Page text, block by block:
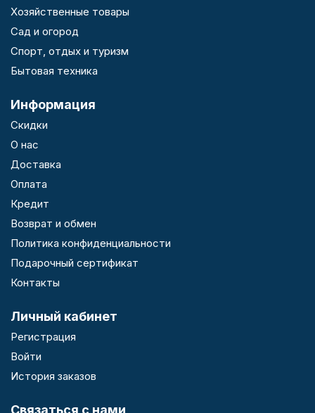
Хозяйственные товары
Сад и огород
Спорт, отдых и туризм
Бытовая техника
Информация
Скидки
О нас
Доставка
Оплата
Кредит
Возврат и обмен
Политика конфиденциальности
Подарочный сертификат
Контакты
Личный кабинет
Регистрация
Войти
История заказов
Связаться с нами